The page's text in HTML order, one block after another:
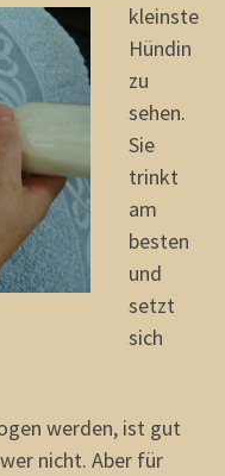
kleinste
Hündin
zu
sehen.
Sie
trinkt
am
besten
und
setzt
sich
werden, ist gut
nicht. Aber für